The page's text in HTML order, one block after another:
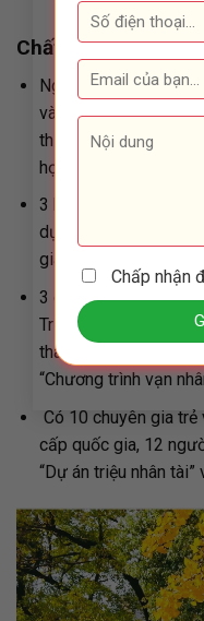
Chấp nhận
Chất lượng và
Nghiên cứu sinh đã
và công nghệ cấp
thưởng phát minh
học và công nghệ
3 học giả Trường
dục, và người giành
gia
3 giáo viên dạy học
Trường Giang của
thanh niên xuất sắc
“Chương trình vạn
Có 10 chuyên gia
cấp quốc gia, 12
“Dự án triệu nhân tài”